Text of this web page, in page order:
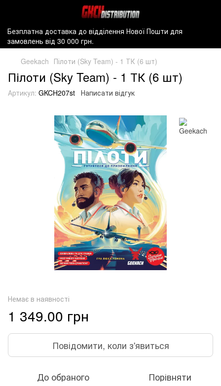
Безплатна доставка до відділення Нової Пошти для
замовлень від 30 000 грн.
Geekach Пілоти (Sky Team) - 1 ТК (6 шт)
Пілоти (Sky Team) - 1 ТК (6 шт)
Артикул: GKCH207st Написати відгук
Немає в наявності
1 349.00 грн
Повідомити, коли з'явиться
До обраного Порівняти